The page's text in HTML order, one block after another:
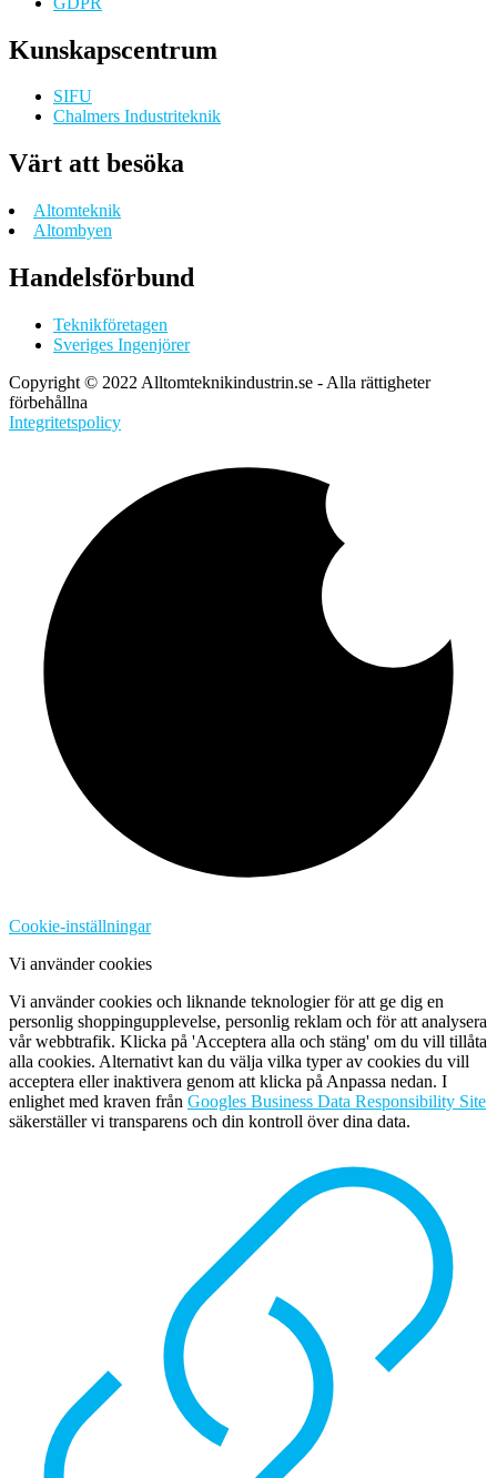
Kunskapscentrum
SIFU
Chalmers Industriteknik
Värt att besöka
Altomteknik
Altombyen
Handelsförbund
Teknikföretagen
Sveriges Ingenjörer
Copyright © 2022 Alltomteknikindustrin.se - Alla rättigheter
förbehållna
Integritetspolicy
Cookie-inställningar
Vi använder cookies
Vi använder cookies och liknande teknologier för att ge dig en
personlig shoppingupplevelse, personlig reklam och för att analysera
vår webbtrafik. Klicka på 'Acceptera alla och stäng' om du vill tillåta
alla cookies. Alternativt kan du välja vilka typer av cookies du vill
acceptera eller inaktivera genom att klicka på Anpassa nedan. I
enlighet med kraven från Googles Business Data Responsibility Site
säkerställer vi transparens och din kontroll över dina data.